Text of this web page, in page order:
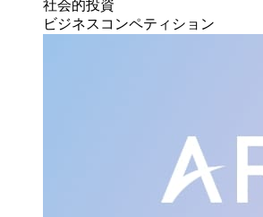
社会的投資
ビジネスコンペティション